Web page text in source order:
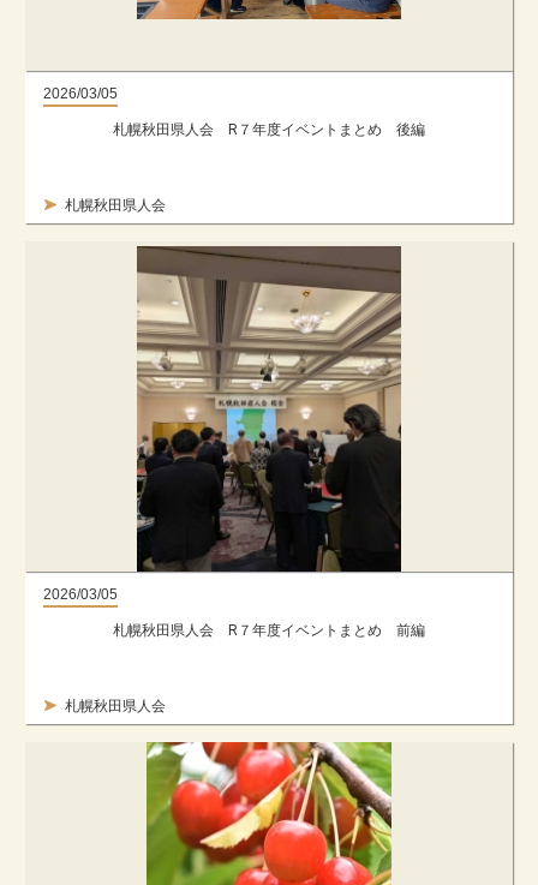
2026/03/05
札幌秋田県人会
札幌秋田県人会 R７年度イベントまとめ 後編
2026/03/05
札幌秋田県人会
札幌秋田県人会 R７年度イベントまとめ 前編